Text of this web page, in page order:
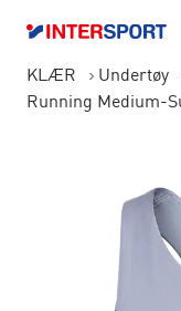
KLÆR Undertøy
Running Medium-